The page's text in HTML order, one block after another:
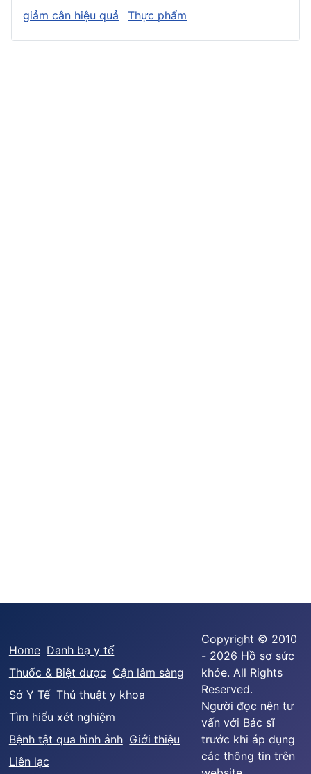
giảm cân hiệu quả
Thực phẩm
Home Danh bạ y tế
Thuốc & Biệt dược Cận lâm sàng
Sở Y Tế Thủ thuật y khoa
Tìm hiểu xét nghiệm
Bệnh tật qua hình ảnh Giới thiệu
Liên lạc
Copyright © 2010
- 2026 Hồ sơ sức
khỏe. All Rights
Reserved.
Người đọc nên tư
vấn với Bác sĩ
trước khi áp dụng
các thông tin trên